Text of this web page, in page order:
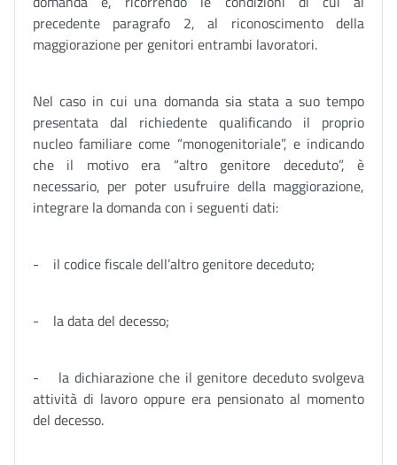
precedente paragrafo 2, al riconoscimento della
maggiorazione per genitori entrambi lavoratori.
Nel caso in cui una domanda sia stata a suo tempo
presentata dal richiedente qualificando il proprio
nucleo familiare come “monogenitoriale”, e indicando
che il motivo era “altro genitore deceduto”, è
necessario, per poter usufruire della maggiorazione,
integrare la domanda con i seguenti dati:
- il codice fiscale dell’altro genitore deceduto;
- la data del decesso;
- la dichiarazione che il genitore deceduto svolgeva
attività di lavoro oppure era pensionato al momento
del decesso.